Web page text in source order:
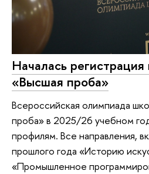
Началась
«Высшая проба»
Всероссийская олимпиада
проба» в 2025/26 учебном
профилям. Все направления,
прошлого года «Историю
«Промышленное